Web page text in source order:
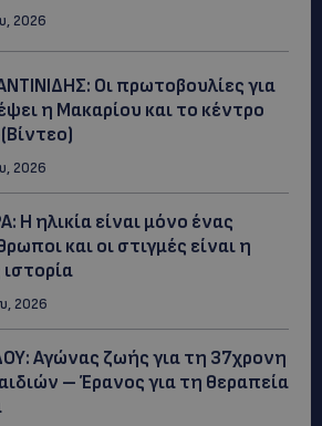
2026
Οι πρωτοβουλίες για
η Μακαρίου και το κέντρο
2026
Η ηλικία είναι μόνο ένας
και οι στιγμές είναι η
2026
Αγώνας ζωής για τη 37χρονη
– Έρανος για τη θεραπεία